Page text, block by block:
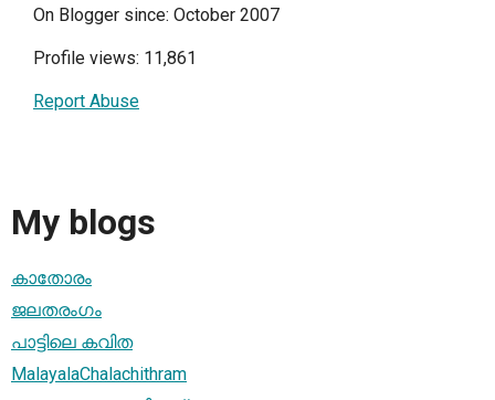
On Blogger since: October 2007
Profile views: 11,861
Report Abuse
My blogs
കാതോരം
ജലതരംഗം
പാട്ടിലെ കവിത
MalayalaChalachithram